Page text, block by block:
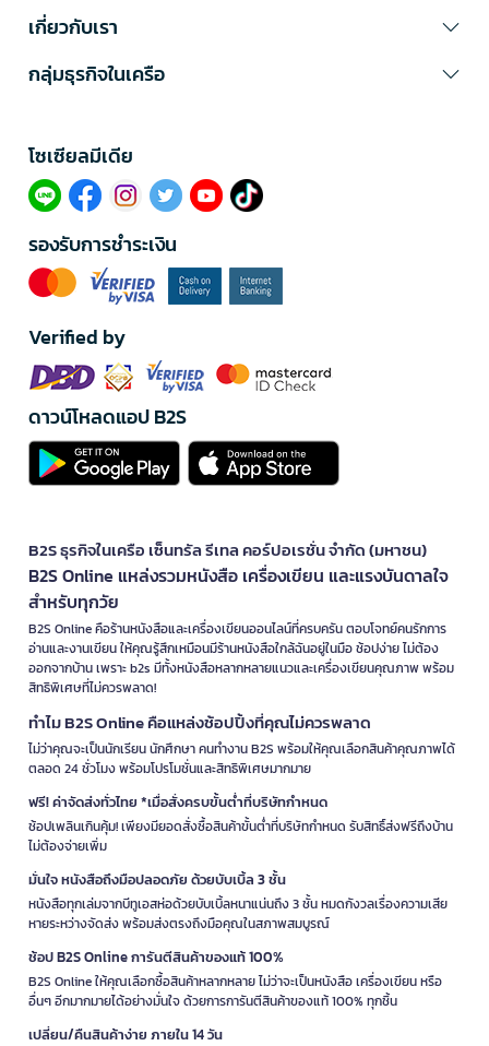
เกี่ยวกับเรา
กลุ่มธุรกิจในเครือ
โซเซียลมีเดีย​
รองรับการชำระเงิน
Verified by
ดาวน์โหลดแอป B2S
B2S ธุรกิจในเครือ เซ็นทรัล รีเทล คอร์ปอเรชั่น จำกัด (มหาชน)
B2S Online แหล่งรวมหนังสือ เครื่องเขียน และแรงบันดาลใจ
สำหรับทุกวัย
B2S Online คือร้านหนังสือและเครื่องเขียนออนไลน์ที่ครบครัน ตอบโจทย์คนรักการ
อ่านและงานเขียน ให้คุณรู้สึกเหมือนมีร้านหนังสือใกล้ฉันอยู่ในมือ ช้อปง่าย ไม่ต้อง
ออกจากบ้าน เพราะ b2s มีทั้งหนังสือหลากหลายแนวและเครื่องเขียนคุณภาพ พร้อม
สิทธิพิเศษที่ไม่ควรพลาด!
ทำไม B2S Online คือแหล่งช้อปปิ้งที่คุณไม่ควรพลาด
ไม่ว่าคุณจะเป็นนักเรียน นักศึกษา คนทำงาน B2S พร้อมให้คุณเลือกสินค้าคุณภาพได้
ตลอด 24 ชั่วโมง พร้อมโปรโมชั่นและสิทธิพิเศษมากมาย
ฟรี! ค่าจัดส่งทั่วไทย *เมื่อสั่งครบขั้นต่ำที่บริษัทกำหนด
ช้อปเพลินเกินคุ้ม! เพียงมียอดสั่งซื้อสินค้าขั้นต่ำที่บริษัทกำหนด รับสิทธิ์ส่งฟรีถึงบ้าน
ไม่ต้องจ่ายเพิ่ม
มั่นใจ หนังสือถึงมือปลอดภัย ด้วยบับเบิ้ล 3 ชั้น
หนังสือทุกเล่มจากบีทูเอสห่อด้วยบับเบิ้ลหนาแน่นถึง 3 ชั้น หมดกังวลเรื่องความเสีย
หายระหว่างจัดส่ง พร้อมส่งตรงถึงมือคุณในสภาพสมบูรณ์
ช้อป B2S Online การันตีสินค้าของแท้ 100%
B2S Online ให้คุณเลือกซื้อสินค้าหลากหลาย ไม่ว่าจะเป็นหนังสือ เครื่องเขียน หรือ
อื่นๆ อีกมากมายได้อย่างมั่นใจ ด้วยการการันตีสินค้าของแท้ 100% ทุกชิ้น
เปลี่ยน/คืนสินค้าง่าย ภายใน 14 วัน